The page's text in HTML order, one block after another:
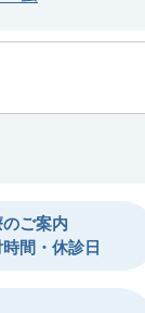
ご案内
間・休診日